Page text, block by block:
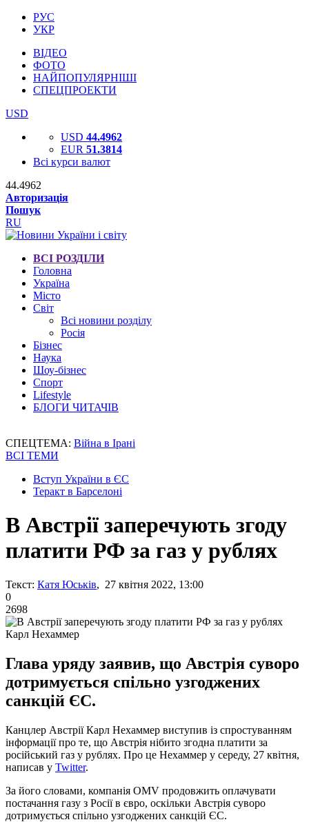
РУС
УКР
ВІДЕО
ФОТО
НАЙПОПУЛЯРНІШІ
СПЕЦПРОЕКТИ
USD
USD 44.4962
EUR 51.3814
Всі курси валют
44.4962
Авторизація
Пошук
RU
ВСІ РОЗДІЛИ
Головна
Україна
Місто
Світ
Всі новини розділу
Росія
Бізнес
Наука
Шоу-бізнес
Спорт
Lifestyle
БЛОГИ ЧИТАЧІВ
СПЕЦТЕМА: Війна в Ірані
ВСІ ТЕМИ
Вступ України в ЄС
Теракт в Барселоні
В Австрії заперечують згоду
платити РФ за газ у рублях
Текст: Катя Юськів, 27 квітня 2022, 13:00
0
2698
Карл Нехаммер
Глава уряду заявив, що Австрія суворо
дотримується спільно узгоджених
санкцій ЄС.
Канцлер Австрії Карл Нехаммер виступив із спростуванням
інформації про те, що Австрія нібито згодна платити за
російський газ у рублях. Про це Нехаммер у середу, 27 квітня,
написав у Twitter.
За його словами, компанія OMV продовжить оплачувати
постачання газу з Росії в євро, оскільки Австрія суворо
дотримується спільно узгоджених санкцій ЄС.